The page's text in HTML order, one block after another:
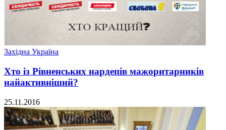
Західна Україна
Хто із Рівненських нардепів мажоритарників
найактивніший?
25.11.2016